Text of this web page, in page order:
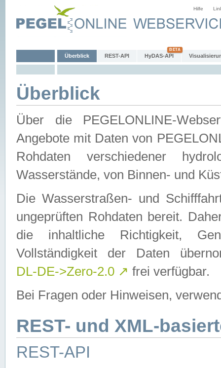
Hilfe
Überblick REST-API HyDAS-API
Überblick
Über die PEGELONLINE-
Angebote mit Daten von
Rohdaten verschiedener
Wasserstände, von Binnen- und
Die Wasserstraßen- und
ungeprüften Rohdaten bereit.
die inhaltliche Richtigkeit,
Vollständigkeit der Daten
DL-DE->Zero-2.0 ↗ frei verfügbar.
Bei Fragen oder Hinweisen,
REST- und XML-
REST-API